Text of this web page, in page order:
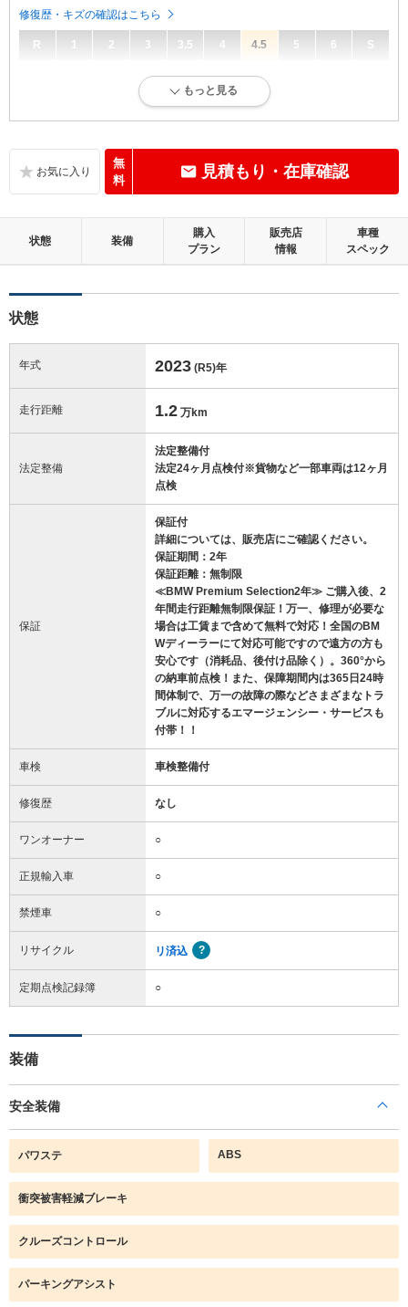
修復歴・キズの確認はこちら
R 1 2 3 3.5 4 4.5 5 6 S
内外装に目立たない軽微なキズ、ヘコミが少し認められますが、良好な
無キズ、もしくは傷みや汚れなどがほぼない、とても綺麗な状態です。
外装：
キズ、ヘコミなどが少なく、あっても目立たない、良好な状態です。
もっと見る
無
料
見積もり・在庫確認
状態 装備
購入
プラン
販売店
情報
車種
スペック
状態
年式 2023 (R5)年
走行距離 1.2 万km
法定整備
法定整備付
法定24ヶ月点検付※貨物など一部車両は12ヶ月
点検
保証
保証付
詳細については、販売店にご確認ください。
保証期間：2年
保証距離：無制限
≪BMW Premium Selection2年≫ ご購入後、2
年間走行距離無制限保証！万一、修理が必要な
場合は工賃まで含めて無料で対応！全国のBM
Wディーラーにて対応可能ですので遠方の方も
安心です（消耗品、後付け品除く）。360°から
の納車前点検！また、保障期間内は365日24時
間体制で、万一の故障の際などさまざまなトラ
ブルに対応するエマージェンシー・サービスも
付帯！！
車検 車検整備付
修復歴 なし
ワンオーナー ○
正規輸入車 ○
禁煙車 ○
リサイクル リ済込
定期点検記録簿 ○
装備
安全装備
パワステ ABS
衝突被害軽減ブレーキ
クルーズコントロール
パーキングアシスト